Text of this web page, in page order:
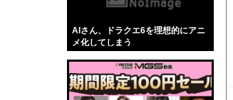
AIさん、ドラクエ6を理想的にアニ
メ化してしまう